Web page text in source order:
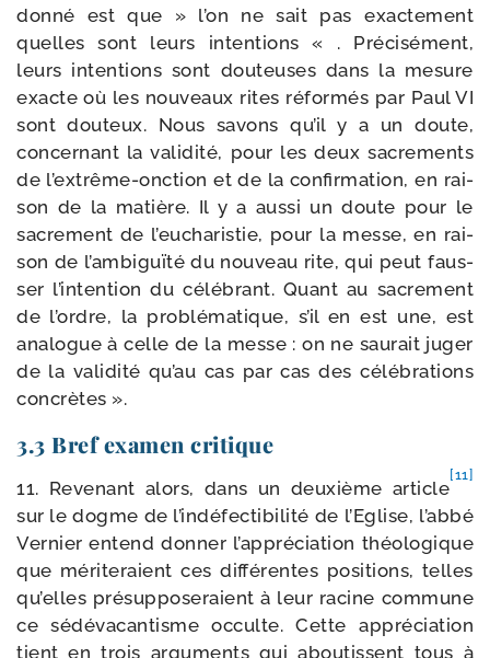
don­né est que » l’on ne sait pas exac­te­ment
quelles sont leurs inten­tions « . Précisément,
leurs inten­tions sont dou­teuses dans la mesure
exacte où les nou­veaux rites réfor­més par Paul VI
sont dou­teux. Nous savons qu’il y a un doute,
concer­nant la vali­di­té, pour les deux sacre­ments
de l’extrême-onction et de la confir­ma­tion, en rai­
son de la matière. Il y a aus­si un doute pour le
sacre­ment de l’eucharistie, pour la messe, en rai­
son de l’ambiguïté du nou­veau rite, qui peut faus­
ser l’intention du célé­brant. Quant au sacre­ment
de l’ordre, la pro­blé­ma­tique, s’il en est une, est
ana­logue à celle de la messe : on ne sau­rait juger
de la vali­di­té qu’au cas par cas des célé­bra­tions
concrètes ».
3.3 Bref examen critique
11. Revenant alors, dans un deuxième article
[11]
sur le dogme de l’indéfectibilité de l’Eglise, l’abbé
Vernier entend don­ner l’appréciation théo­lo­gique
que méri­te­raient ces dif­fé­rentes posi­tions, telles
qu’elles pré­sup­po­se­raient à leur racine com­mune
ce sédé­va­can­tisme occulte. Cette appré­cia­tion
tient en trois argu­ments qui abou­tissent tous à